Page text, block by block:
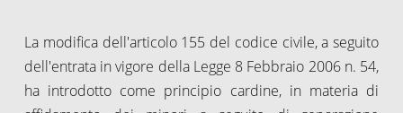
La modifica dell'articolo 155 del codice civile, a seguito
dell'entrata in vigore della Legge 8 Febbraio 2006 n. 54,
ha introdotto come principio cardine, in materia di